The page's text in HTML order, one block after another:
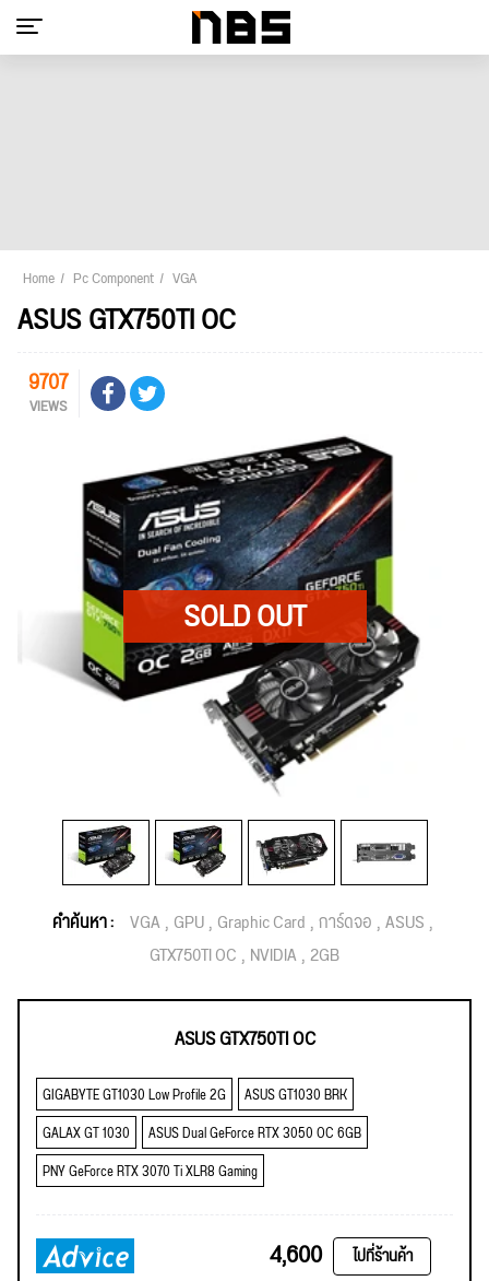
Home Pc Component VGA
ASUS GTX750TI OC
9707
VIEWS
คำค้นหา : VGA GPU Graphic Card การ์ดจอ ASUS
GTX750TI OC NVIDIA 2GB
ASUS GTX750TI OC
GIGABYTE GT1030 Low Profile 2G
ASUS GT1030 BRK
GALAX GT 1030
ASUS Dual GeForce RTX 3050 OC 6GB
PNY GeForce RTX 3070 Ti XLR8 Gaming
4,600 ไปที่ร้านค้า